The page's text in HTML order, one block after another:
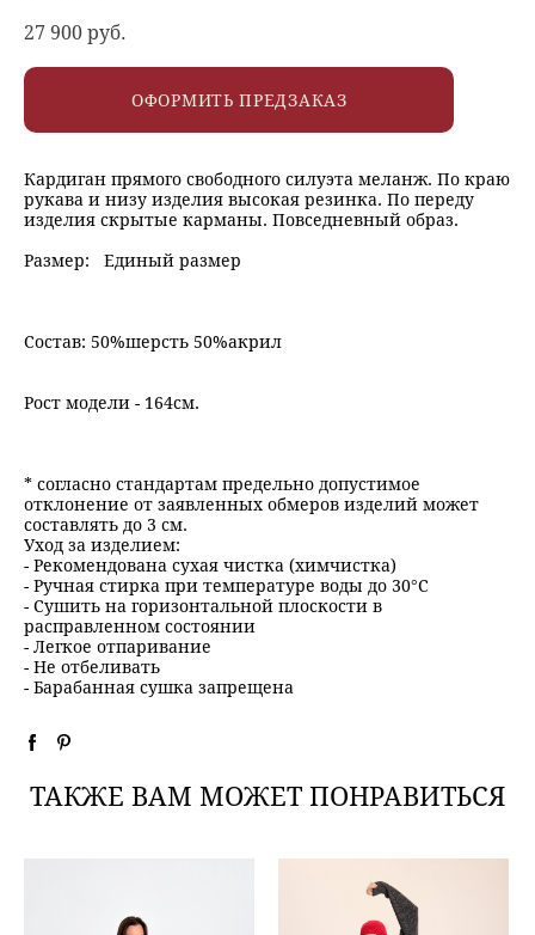
27 900 pуб.
ОФОРМИТЬ ПРЕДЗАКАЗ
Кардиган прямого свободного силуэта меланж. По краю
рукава и низу изделия высокая резинка. По переду
изделия скрытые карманы. Повседневный образ.
Размер: Единый размер
Состав: 50%шерсть 50%акрил
Рост модели - 164см.
* согласно стандартам предельно допустимое
отклонение от заявленных обмеров изделий может
составлять до 3 см.
Уход за изделием:
- Рекомендована сухая чистка (химчистка)
- Ручная стирка при температуре воды до 30°C
- Сушить на горизонтальной плоскости в
расправленном состоянии
- Легкое отпаривание
- Не отбеливать
- Барабанная сушка запрещена
ТАКЖЕ ВАМ МОЖЕТ ПОНРАВИТЬСЯ